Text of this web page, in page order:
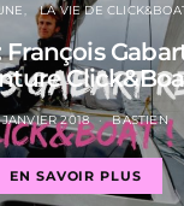
LA VIE DE
François
2018 BASTIEN
EN SAVOIR PLUS